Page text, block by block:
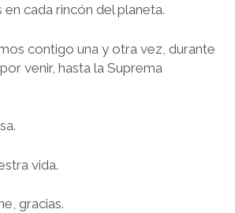
cada rincón del planeta.
contigo una y otra vez, durante
venir, hasta la Suprema
vida.
gracias.